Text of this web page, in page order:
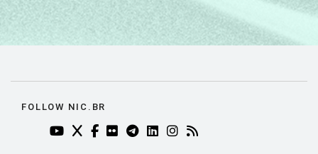
FOLLOW NIC.BR
YOUTUBE DO NIC.BR (ABRE EM NOVA ABA)
TWITTER DO NIC.BR (ABRE EM NOVA ABA)
FACEBOOK DO NIC.BR (ABRE EM NOVA
FLICKR DO NIC.BR (ABRE EM NOVA
TELEGRAM DO NIC.BR (ABRE EM
LINKEDIN DO NIC.BR (ABRE
INSTAGRAM DO NIC.BR
RSS DO NIC.BR (ABRE